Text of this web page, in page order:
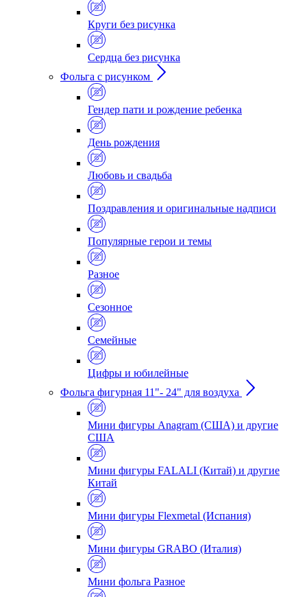
Круги без рисунка
Сердца без рисунка
Фольга с рисунком
Гендер пати и рождение ребенка
День рождения
Любовь и свадьба
Поздравления и оригинальные надписи
Популярные герои и темы
Разное
Сезонное
Семейные
Цифры и юбилейные
Фольга фигурная 11"- 24" для воздуха
Мини фигуры Anagram (США) и другие
США
Мини фигуры FALALI (Китай) и другие
Китай
Мини фигуры Flexmetal (Испания)
Мини фигуры GRABO (Италия)
Мини фольга Разное